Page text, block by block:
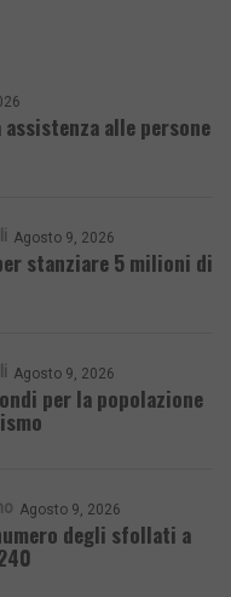
alle persone
Agosto 9, 2026
stanziare 5 milioni di
Agosto 9, 2026
per la popolazione
Agosto 9, 2026
degli sfollati a